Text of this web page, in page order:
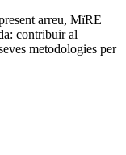
arreu, MïRE
contribuir al
metodologies per